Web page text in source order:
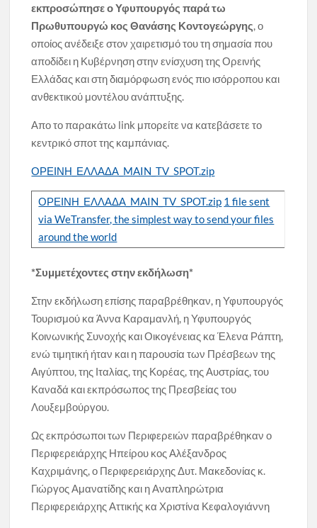
εκπροσώπησε ο Υφυπουργός παρά τω
Πρωθυπουργώ κος Θανάσης Κοντογεώργης, ο
οποίος ανέδειξε στον χαιρετισμό του τη σημασία που
αποδίδει η Κυβέρνηση στην ενίσχυση της Ορεινής
Ελλάδας και στη διαμόρφωση ενός πιο ισόρροπου και
ανθεκτικού μοντέλου ανάπτυξης.
Απο το παρακάτω link μπορείτε να κατεβάσετε το
κεντρικό σποτ της καμπάνιας.
ΟΡΕΙΝΗ_ΕΛΛΑΔΑ_MAIN_TV_SPOT.zip
ΟΡΕΙΝΗ_ΕΛΛΑΔΑ_MAIN_TV_SPOT.zip 1 file sent
via WeTransfer, the simplest way to send your files
around the world
*Συμμετέχοντες στην εκδήλωση*
Στην εκδήλωση επίσης παραβρέθηκαν, η Υφυπουργός
Τουρισμού κα Άννα Καραμανλή, η Υφυπουργός
Κοινωνικής Συνοχής και Οικογένειας κα Έλενα Ράπτη,
ενώ τιμητική ήταν και η παρουσία των Πρέσβεων της
Αιγύπτου, της Ιταλίας, της Κορέας, της Αυστρίας, του
Καναδά και εκπρόσωπος της Πρεσβείας του
Λουξεμβούργου.
Ως εκπρόσωποι των Περιφερειών παραβρέθηκαν ο
Περιφερειάρχης Ηπείρου κος Αλέξανδρος
Καχριμάνης, ο Περιφερειάρχης Δυτ. Μακεδονίας κ.
Γιώργος Αμανατίδης και η Αναπληρώτρια
Περιφερειάρχης Αττικής κα Χριστίνα Κεφαλογιάννη